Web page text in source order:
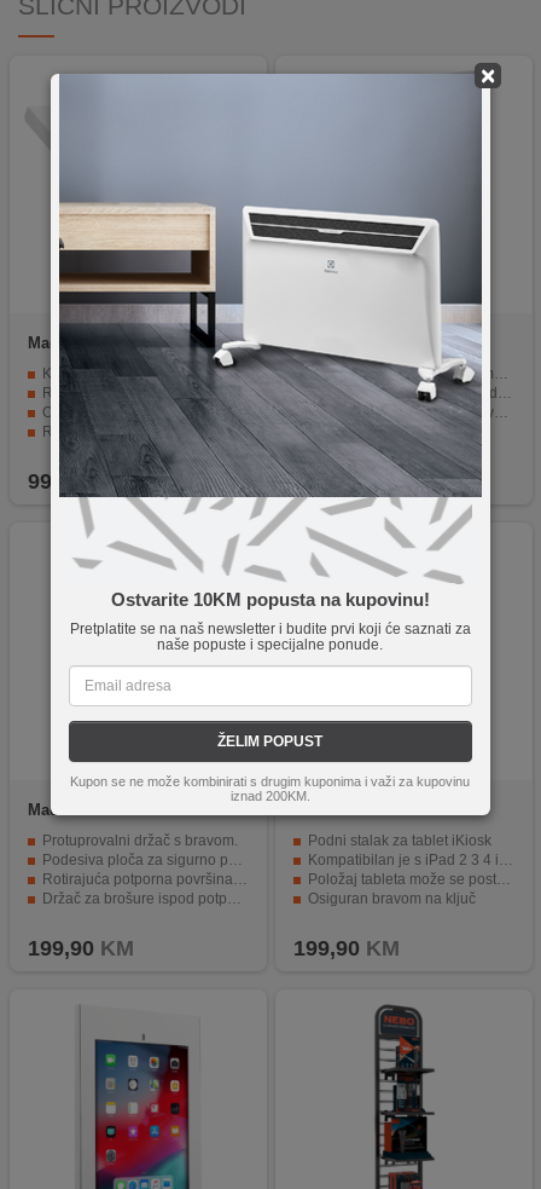
×
Ostvarite 10KM popusta na kupovinu!
Pretplatite se na naš newsletter i budite prvi koji će saznati za
naše popuste i specijalne ponude.
ŽELIM POPUST
Kupon se ne može kombinirati s drugim kuponima i važi za kupovinu
iznad 200KM.
Maclean MC-475W
Kompatibilan s različitim uređajima
Rotacija od 90 stupnjeva
Osiguran bravom na ključ
Različiti kutovi nagiba i rotacije
Protuklizni jastučići unutar kućišta sprječavaju ogrebotine
99,90 KM
Čvrsta čelična baza s rupama za montažu
Nosač se može montirati vodoravno ili okomito
Čvrsta konstrukcija i jedinstveni dizajn
Brava s ključem
Nagib nosača: +/- 75 °
119,90KM
Maclean
Protuprovalni držač s bravom.
Podesiva ploča za sigurno postavljanje tableta.
Rotirajuća potporna površina do 75°.
Držač za brošure ispod potporne površine.
199,90 KM
Podni stalak za tablet iKiosk
Kompatibilan je s iPad 2 3 4 i iPad Air 1 & 2
Položaj tableta može se postaviti vodoravno ili okomito
Osiguran bravom na ključ
199,90 KM